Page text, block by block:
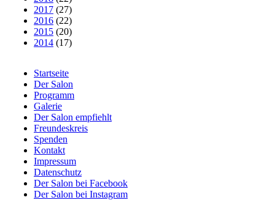
2017 (27)
2016 (22)
2015 (20)
2014 (17)
Startseite
Der Salon
Programm
Galerie
Der Salon empfiehlt
Freundeskreis
Spenden
Kontakt
Impressum
Datenschutz
Der Salon bei Facebook
Der Salon bei Instagram